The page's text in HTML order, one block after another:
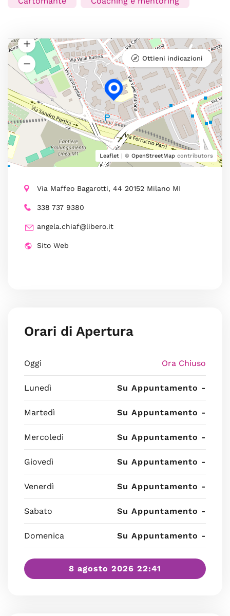
Leaflet | © OpenStreetMap contributors
Ottieni indicazioni
Via Maffeo Bagarotti, 44 20152 Milano MI
338 737 9380
angela.chiaf@libero.it
Sito Web
Orari di Apertura
Oggi Ora Chiuso
Lunedì Su Appuntamento -
Martedì Su Appuntamento -
Mercoledì Su Appuntamento -
Giovedì Su Appuntamento -
Venerdì Su Appuntamento -
Sabato Su Appuntamento -
Domenica Su Appuntamento -
8 agosto 2026 22:41